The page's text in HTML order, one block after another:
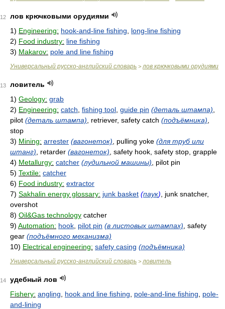
12
лов крючковыми орудиями
1) Engineering: hook-and-line fishing
long-line fishing
2) Food industry: line fishing
3) Makarov: pole and line fishing
Универсальный русско-английский словарь > лов крючковыми орудиями
13
ловитель
1) Geology: grab
2) Engineering: catch fishing tool guide pin (деталь штампа)
pilot (деталь штампа) , retriever, safety catch (подъёмника)
stop
3) Mining: arrester (вагонеток) , pulling yoke (для труб или
штанг) , retarder (вагонеток) , safety hook, safety stop, grapple
4) Metallurgy: catcher (лудильной машины) , pilot pin
5) Textile: catcher
6) Food industry: extractor
7) Sakhalin energy glossary: junk basket (паук) , junk snatcher,
overshot
8) Oil&Gas technology catcher
9) Automation: hook pilot pin (в листовых штампах) , safety
gear (подъёмного механизма)
10) Electrical engineering: safety casing (подъёмника)
Универсальный русско-английский словарь > ловитель
14
удебный лов
Fishery: angling hook and line fishing pole-and-line fishing
pole-
and-lining